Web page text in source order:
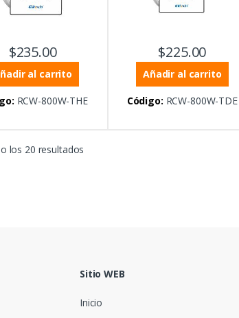
$235.00
al carrito
RCW-800W-THE
$225.00
Añadir al carrito
Código: RCW-800W-TDE
los 20 resultados
Sitio WEB
Inicio